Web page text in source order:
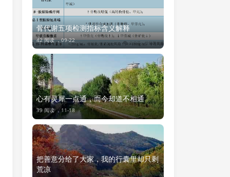
骨代谢五项检测指标含义解释
42 阅读 ，09-22
心有灵犀一点通，而今却道不相通
39 阅读 ，11-18
把善意分给了大家，我的行囊里却只剩
荒凉